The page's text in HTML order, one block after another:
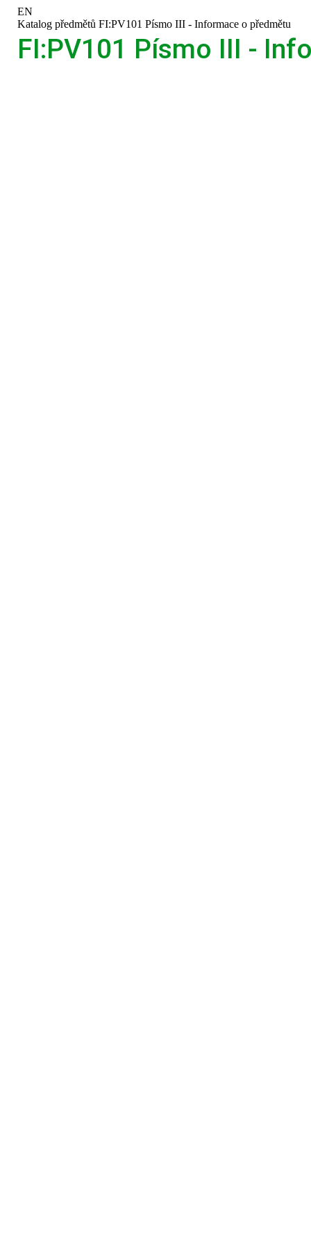
Přeskočit
horní
lištu
Přeskočit
hlavičku
Přeskočit
obsah
Přeskočit
patičku
EN
>
Katalog předmětů >
FI:PV101 Písmo III - Informace o předmětu
FI:PV101 Písmo III -